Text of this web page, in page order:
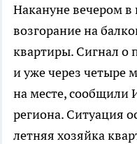
Накануне вечером
возгорание на
квартиры. Сигнал о
и уже через четыре
на месте, сообщили
региона. Ситуация
летняя хозяйка